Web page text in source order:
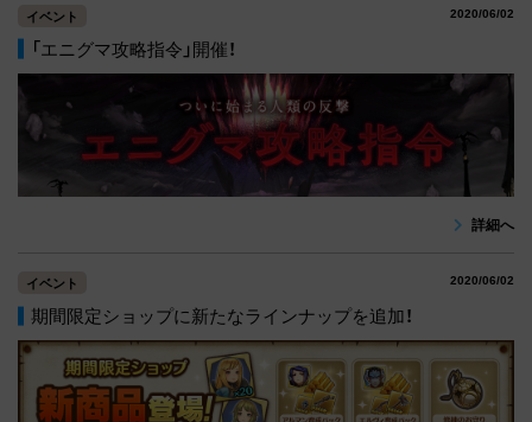
イベント 2020/06/02
「エニグマ攻略指令」開催！
詳細へ
イベント 2020/06/02
期間限定ショップに新たなラインナップを追加！